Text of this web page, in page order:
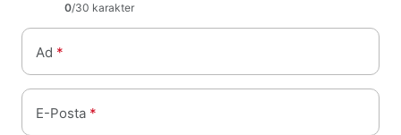
0/30 karakter
Ad *
E-Posta *